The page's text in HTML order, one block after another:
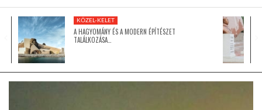
ÁZSIA
KÖZEL-KELET
A HAGYOMÁNY ÉS A MODERN ÉPÍTÉSZET
TALÁLKOZÁSA…